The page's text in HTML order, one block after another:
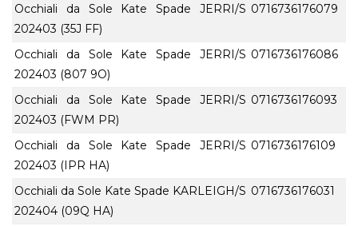
Occhiali da Sole Kate Spade JERRI/S
202403 (35J FF)
0716736176079
Occhiali da Sole Kate Spade JERRI/S
202403 (807 9O)
0716736176086
Occhiali da Sole Kate Spade JERRI/S
202403 (FWM PR)
0716736176093
Occhiali da Sole Kate Spade JERRI/S
202403 (IPR HA)
0716736176109
Occhiali da Sole Kate Spade KARLEIGH/S
202404 (09Q HA)
0716736176031